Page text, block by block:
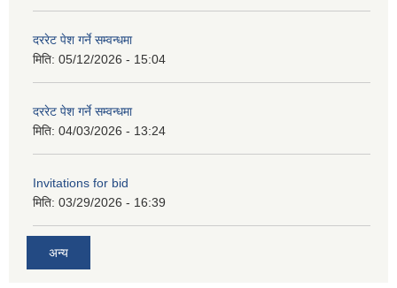
दररेट पेश गर्ने सम्वन्धमा
मिति: 05/12/2026 - 15:04
दररेट पेश गर्ने सम्वन्धमा
मिति: 04/03/2026 - 13:24
Invitations for bid
मिति: 03/29/2026 - 16:39
अन्य